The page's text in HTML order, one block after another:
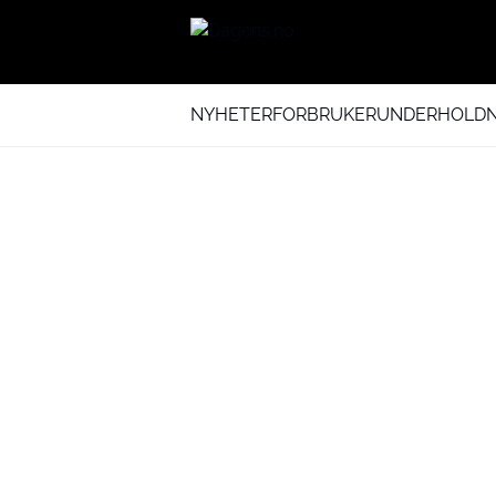
NYHETERFORBRUKER